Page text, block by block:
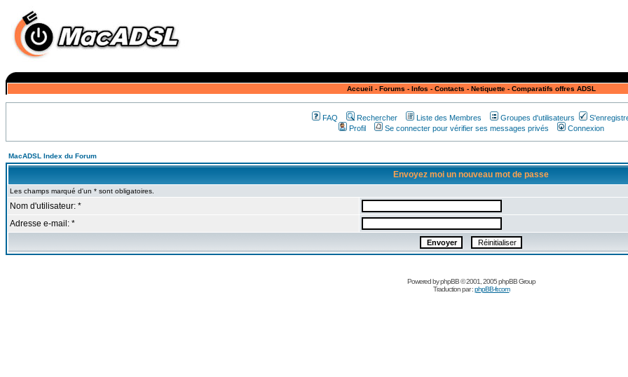
Accueil - Forums - Infos - Contacts - Netiquette- Comparatifs offres ADSL
FAQ Rechercher Liste des Membres Groupes d'utilisateurs
Profil
Se connecter pour vérifier ses messages privés Connexion
MacADSL Index du Forum
Envoyez moi un nouveau mot de passe
Les champs marqué d'un * sont obligatoires.
Nom d'utilisateur: *
Adresse e-mail: *
Powered byphpBB© 2001, 2005 phpBB Group
Traduction par :phpBB-fr.com